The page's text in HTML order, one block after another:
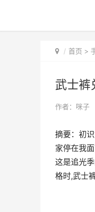
首页 >
武士裤
作者： 咪子
摘要：初
家停在我
这是追光
格时,武士